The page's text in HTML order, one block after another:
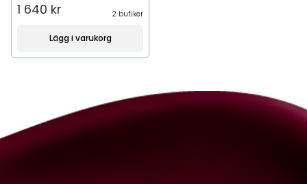
1 640 kr 2 butiker
Lägg i varukorg